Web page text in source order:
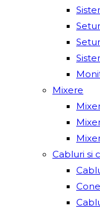
Mixere
Cabluri si